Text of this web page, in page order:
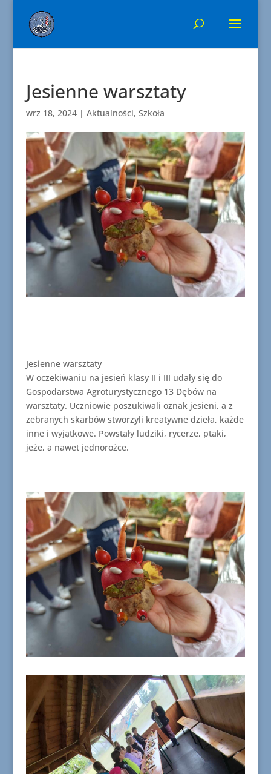
Jesienne warsztaty
wrz 18, 2024| Aktualności, Szkoła
Jesienne warsztaty
W oczekiwaniu na jesień klasy II i III udały się do
Gospodarstwa Agroturystycznego 13 Dębów na
warsztaty. Uczniowie poszukiwali oznak jesieni, a z
zebranych skarbów stworzyli kreatywne dzieła, każde
inne i wyjątkowe. Powstały ludziki, rycerze, ptaki,
jeże, a nawet jednorożce.